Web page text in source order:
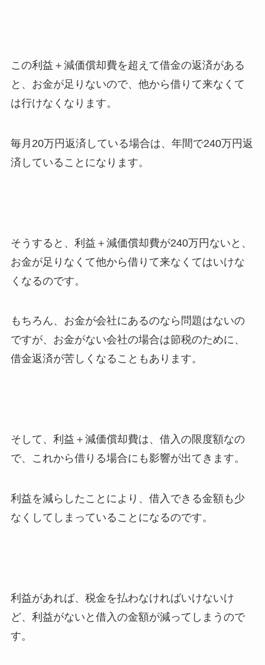
この利益＋減価償却費を超えて借金の返済がある
と、お金が足りないので、他から借りて来なくて
は行けなくなります。
毎月20万円返済している場合は、年間で240万円返
済していることになります。
そうすると、利益＋減価償却費が240万円ないと、
お金が足りなくて他から借りて来なくてはいけな
くなるのです。
もちろん、お金が会社にあるのなら問題はないの
ですが、お金がない会社の場合は節税のために、
借金返済が苦しくなることもあります。
そして、利益＋減価償却費は、借入の限度額なの
で、これから借りる場合にも影響が出てきます。
利益を減らしたことにより、借入できる金額も少
なくしてしまっていることになるのです。
利益があれば、税金を払わなければいけないけ
ど、利益がないと借入の金額が減ってしまうので
す。